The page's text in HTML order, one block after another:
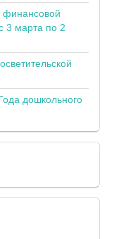
финансовой
3 марта по 2
дошкольного